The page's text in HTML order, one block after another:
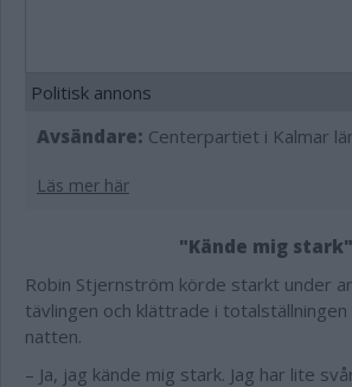
Politisk annons
Avsändare: Centerpartiet i Kalmar
Läs mer här
"Kände mig stark"
Robin Stjernström körde starkt under
tävlingen och klättrade i totalställningen
natten.
– Ja, jag kände mig stark. Jag har lite